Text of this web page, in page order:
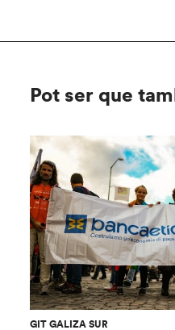
Pot ser que
GIT GALIZA SUR